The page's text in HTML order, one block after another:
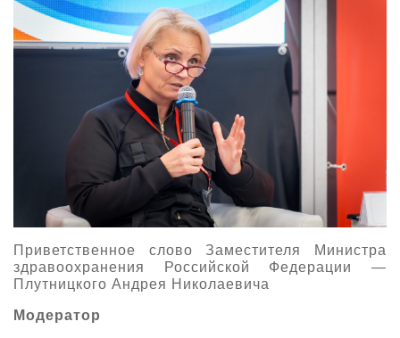
Приветственное слово Заместителя Министра
здравоохранения Российской Федерации —
Плутницкого Андрея Николаевича
Модератор